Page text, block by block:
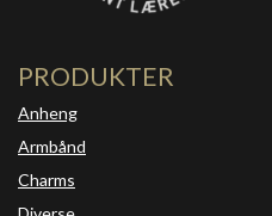
PRODUKTER
Anheng
Armbånd
Charms